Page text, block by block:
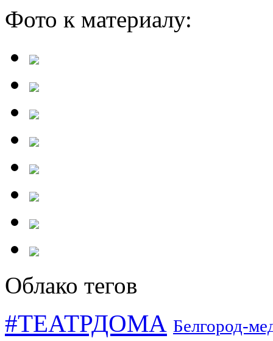
Фото к материалу:
Облако тегов
#ТЕАТРДОМА Белгород-